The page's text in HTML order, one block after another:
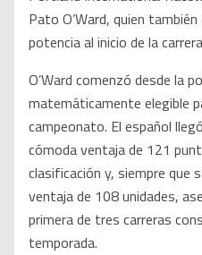
Pato O’Ward, quien
potencia al inicio de la
O’Ward comenzó desde la
matemáticamente elegible
campeonato. El español
cómoda ventaja de 121
clasificación y, siempre que
ventaja de 108 unidades,
primera de tres carreras
temporada.